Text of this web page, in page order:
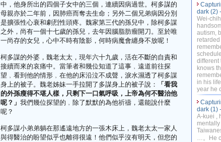
中，他身所出的四個子女中的三個，連續因病過世。柯多謀的
母親亦於二年前，因肺癌而奪去生命；另外二個兄弟病因分別
是擴張性心衰和劇烈性頭疼。魏家第三代的孫兒中，除柯多謀
之外，尚有一個十七歲的孫兒，去年因腦脂肪瘤開刀。至於唯
一尚存的女兒，心中不時有陰影，何時病魔會纏身不放呢！
柯多謀的外婆，魏老太太，現年六十九歲，活在不斷的自責和
接續而來的哀痛中。當筆者和幾位知道了這事﹐遠道前往探
望﹐看到他的情形﹐在他的床沿泣不成聲，淚水濕透了柯多謀
身上的被子。魏老姊妹一手拉開了多謀身上的被子說：
「看我
的外孫瘦得不堪人樣，只剩下一口氣呼吸，上帝為何不醫治他
呢？」 我們幾位探望的﹐除了默默的為他祈禱，還能說什麼
呢？
柯多謀小弟弟躺在那遙遠地方的一張木床上，魏老太太一家人
與得醫治的盼望似乎也離得很遠！他們似乎沒有明天，但您的
dark (2)
Wei-
autism,
different
knows
in his
year he
dark (1)
A-kuei ,
…。He